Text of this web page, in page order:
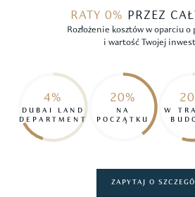
RATY 0% PRZEZ
Rozłożenie kosztów w oparciu o
i wartość Twojej
4%
DUBAI LAND
DEPARTMENT
20%
NA
POCZĄTKU
W
ZAPYTAJ O